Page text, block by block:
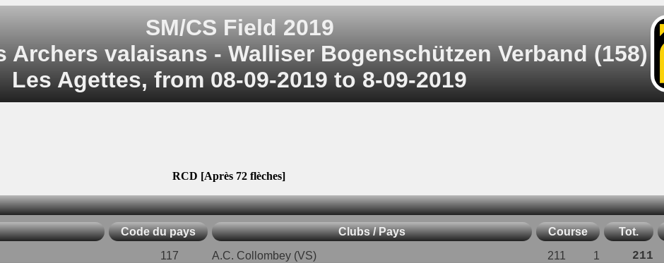
SM/CS Field 2019
Archers valaisans - Walliser Bogenschützen Verband (158)
Les Agettes, from 08-09-2019 to 8-09-2019
RCD [Après 72 flèches]
Code du pays Clubs / Pays Course Tot.
117 A.C. Collombey (VS) 211 1 211